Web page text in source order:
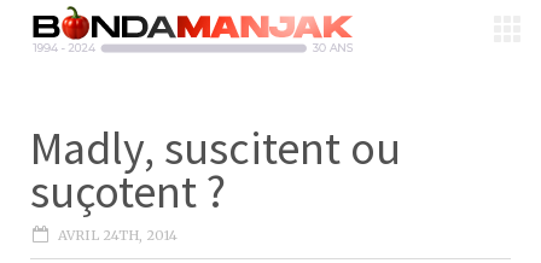
Madly, suscitent ou
suçotent ?
AVRIL 24TH, 2014